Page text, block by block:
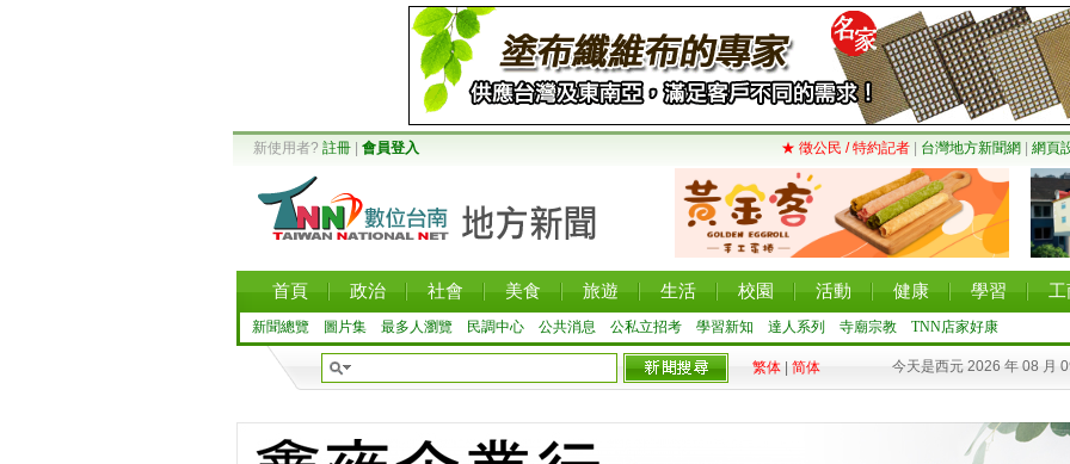
新使用者? 註冊 會員登入 ★ 徵公民 / 特約記者 台灣地方新聞網 網頁
首頁 政治 社會 美食 旅遊 生活 校園 活動 健康 學習 工
新聞總覽 圖片集 最多人瀏覽 民調中心 公共消息 公私立招考 學習新知 達人系列 寺廟宗教 TNN店家好康
繁体 简体 今天是西元 2026 年 08 月